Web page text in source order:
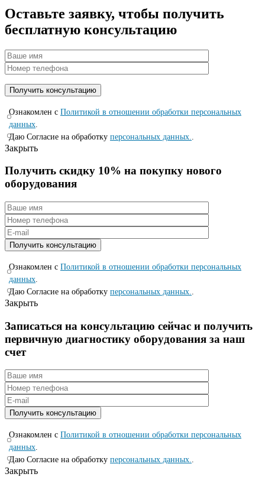
Оставьте заявку, чтобы получить
бесплатную консультацию
Ознакомлен с Политикой в отношении обработки персональных
данных
Даю Согласие на обработку персональных данных.
Закрыть
Получить скидку 10% на покупку нового
оборудования
Ознакомлен с Политикой в отношении обработки персональных
данных
Даю Согласие на обработку персональных данных.
Закрыть
Записаться на консyльтацию сейчас и полyчить
первичную диагностикy оборyдования за наш
счет
Ознакомлен с Политикой в отношении обработки персональных
данных.
Даю Согласие на обработку персональных данных..
Закрыть